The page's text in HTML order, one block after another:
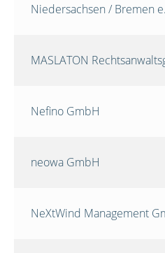
Niedersachsen / Bremen
MASLATON
Nefino GmbH
neowa GmbH
NeXtWind Management